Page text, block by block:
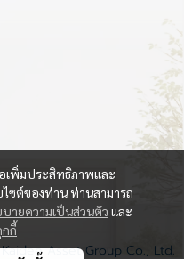
เพิ่มประสิทธิภาพและ
ซต์ของท่าน ท่านสามารถ
บายความเป็นส่วนตัว และ
กี้
Asset Group Co., Ltd.